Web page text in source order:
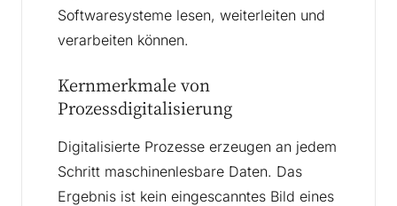
Softwaresysteme lesen, weiterleiten und
verarbeiten können.
Kernmerkmale von
Prozessdigitalisierung
Digitalisierte Prozesse erzeugen an jedem
Schritt maschinenlesbare Daten. Das
Ergebnis ist kein eingescanntes Bild eines